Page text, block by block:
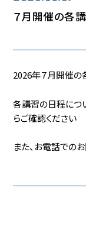
７月開催の各
2026年７月開催の
各講習の日程につ
らご確認ください
また、お電話での